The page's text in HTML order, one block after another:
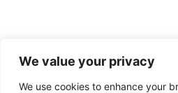
We value your privacy
We use cookies to enhance your